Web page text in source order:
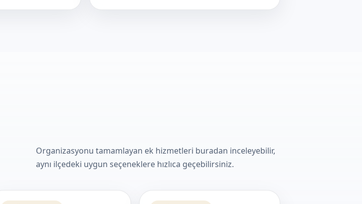
Organizasyonu tamamlayan ek hizmetleri buradan inceleyebilir,
aynı ilçedeki uygun seçeneklere hızlıca geçebilirsiniz.